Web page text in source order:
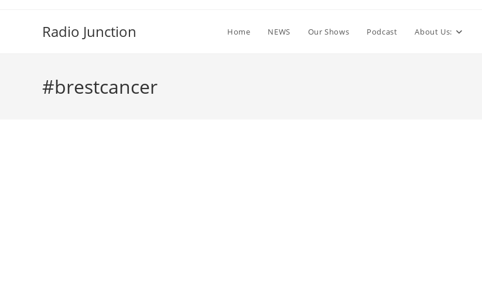
Radio Junction Home NEWS Our Shows Podcast About Us:
#brestcancer